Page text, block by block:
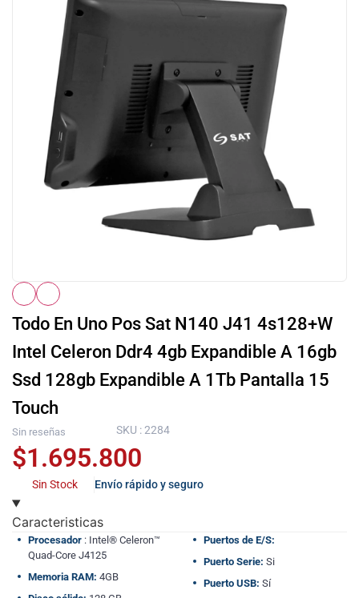
Todo En Uno Pos Sat N140 J41 4s128+W
Intel Celeron Ddr4 4gb Expandible A 16gb
Ssd 128gb Expandible A 1Tb Pantalla 15
Touch
Sin reseñas SKU : 2284
$1.695.800
Sin Stock Envío rápido y seguro
Caracteristicas
Procesador : Intel® Celeron™
Quad-Core J4125
Memoria RAM: 4GB
Puertos de E/S:
Puerto Serie: Si
Puerto USB: Sí